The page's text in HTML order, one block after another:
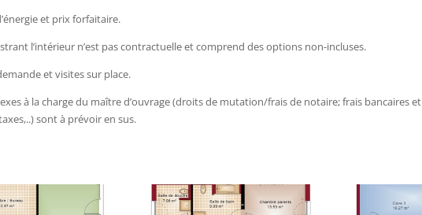
et prix forfaitaire.
l’intérieur n’est pas contractuelle et comprend des options non-incluses.
et visites sur place.
à la charge du maître d’ouvrage (droits de mutation/frais de notaire; frais bancaires et
sont à prévoir en sus.